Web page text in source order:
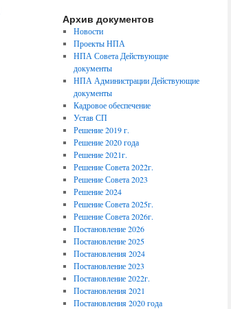
Архив документов
Новости
Проекты НПА
НПА Совета Действующие
документы
НПА Администрации Действующие
документы
Кадровое обеспечение
Устав СП
Решение 2019 г.
Решение 2020 года
Решение 2021г.
Решение Совета 2022г.
Решение Совета 2023
Решение 2024
Решение Совета 2025г.
Решение Совета 2026г.
Постановление 2026
Постановление 2025
Постановления 2024
Постановление 2023
Постановление 2022г.
Постановления 2021
Постановления 2020 года